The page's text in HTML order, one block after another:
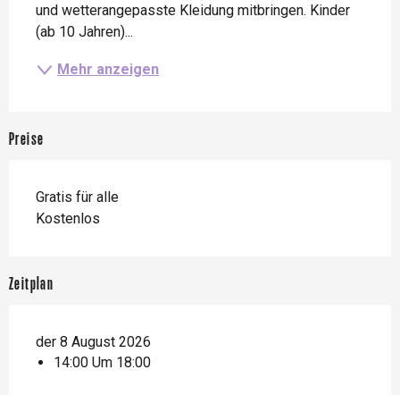
und wetterangepasste Kleidung mitbringen. Kinder
(ab 10 Jahren)...
Mehr anzeigen
Preise
Gratis für alle
Kostenlos
Zeitplan
der 8 August 2026
14:00 Um 18:00